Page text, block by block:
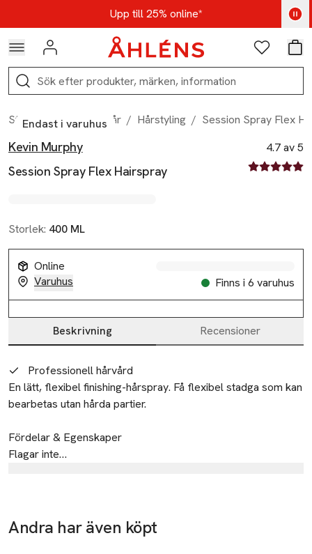
Hoppa till navigationsmenynUpp till 25% online*
Kod: AUG25 - Shoppa nu
Logga in Favoriter
Sök
Start / Skönhet / Hår / Hårstyling / Session Spray Flex
Produktbilder
Hoppa över bildspelet
Endast i varuhus
Kevin Murphy
Session Spray Flex Hairspray
4.7 av 5
4.7 av fem
Storlek: 400 ML
Online
Varuhus
Finns i 6 varuhus
Produktinformation
Beskrivning Recensioner
Beskrivning
Professionell hårvård
En lätt, flexibel finishing-hårspray. Få flexibel stadga som kan
bearbetas utan hårda partier.
Fördelar & Egenskaper
Flagar inte
Resistent mot luftfuktighet
Refshalevej 163A
2. DK-1432 København
Andra har även köpt